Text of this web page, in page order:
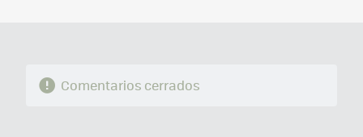
Comentarios cerrados